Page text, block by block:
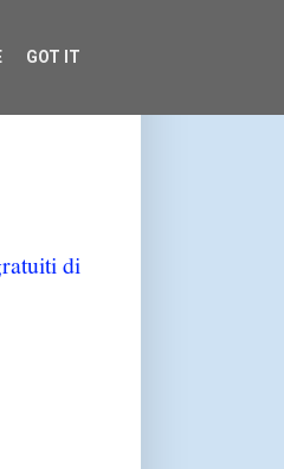
di
GOT IT